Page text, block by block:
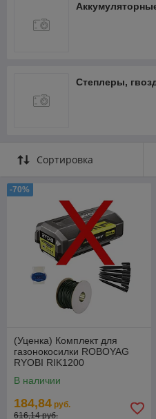
Степлеры,
Сортировка
-70%
(Уценка) Комплект для
газонокосилки ROBOYAG
RYOBI RIK1200
В наличии
184,84 руб.
616,14 руб.